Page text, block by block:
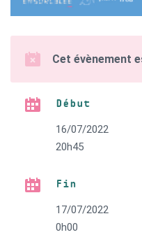
Cet évènement
Début
16/07/2022
20h45
Fin
17/07/2022
0h00